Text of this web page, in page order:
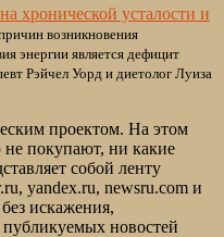
хронической усталости и
возникновения
энергии является дефицит
Рэйчел Уорд и диетолог Луиза
проектом. На этом
не покупают, ни какие
собой ленту
yandex.ru, newsru.com и
искажения,
публикуемых новостей